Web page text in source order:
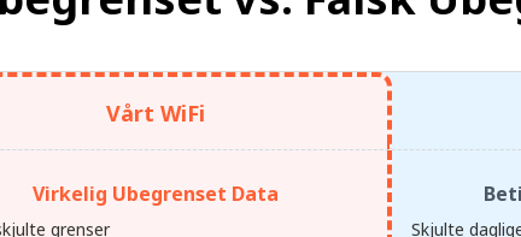
Vårt WiFi
Virkelig Ubegrenset Data
grenser
Skjulte